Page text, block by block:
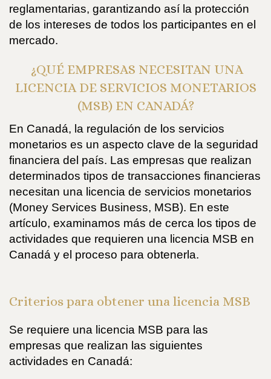
reglamentarias, garantizando así la protección
de los intereses de todos los participantes en el
mercado.
¿QUÉ EMPRESAS NECESITAN UNA
LICENCIA DE SERVICIOS MONETARIOS
(MSB) EN CANADÁ?
En Canadá, la regulación de los servicios
monetarios es un aspecto clave de la seguridad
financiera del país. Las empresas que realizan
determinados tipos de transacciones financieras
necesitan una licencia de servicios monetarios
(Money Services Business, MSB). En este
artículo, examinamos más de cerca los tipos de
actividades que requieren una licencia MSB en
Canadá y el proceso para obtenerla.
Criterios para obtener una licencia MSB
Se requiere una licencia MSB para las
empresas que realizan las siguientes
actividades en Canadá: